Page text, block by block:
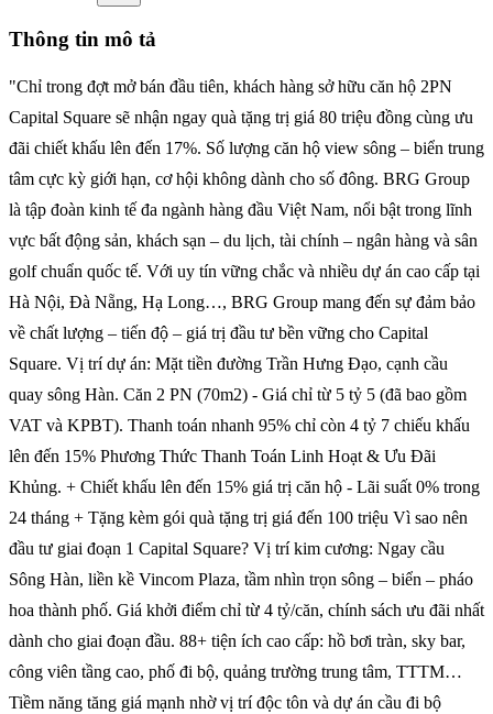
Thông tin mô tả
"Chỉ trong đợt mở bán đầu tiên, khách hàng sở hữu căn hộ 2PN
Capital Square sẽ nhận ngay quà tặng trị giá 80 triệu đồng cùng ưu
đãi chiết khấu lên đến 17%. Số lượng căn hộ view sông – biển trung
tâm cực kỳ giới hạn, cơ hội không dành cho số đông. BRG Group
là tập đoàn kinh tế đa ngành hàng đầu Việt Nam, nổi bật trong lĩnh
vực bất động sản, khách sạn – du lịch, tài chính – ngân hàng và sân
golf chuẩn quốc tế. Với uy tín vững chắc và nhiều dự án cao cấp tại
Hà Nội, Đà Nẵng, Hạ Long…, BRG Group mang đến sự đảm bảo
về chất lượng – tiến độ – giá trị đầu tư bền vững cho Capital
Square. Vị trí dự án: Mặt tiền đường Trần Hưng Đạo, cạnh cầu
quay sông Hàn. Căn 2 PN (70m2) - Giá chỉ từ 5 tỷ 5 (đã bao gồm
VAT và KPBT). Thanh toán nhanh 95% chỉ còn 4 tỷ 7 chiếu khấu
lên đến 15% Phương Thức Thanh Toán Linh Hoạt & Ưu Đãi
Khủng. + Chiết khấu lên đến 15% giá trị căn hộ - Lãi suất 0% trong
24 tháng + Tặng kèm gói quà tặng trị giá đến 100 triệu Vì sao nên
đầu tư giai đoạn 1 Capital Square? Vị trí kim cương: Ngay cầu
Sông Hàn, liền kề Vincom Plaza, tầm nhìn trọn sông – biển – pháo
hoa thành phố. Giá khởi điểm chỉ từ 4 tỷ/căn, chính sách ưu đãi nhất
dành cho giai đoạn đầu. 88+ tiện ích cao cấp: hồ bơi tràn, sky bar,
công viên tầng cao, phố đi bộ, quảng trường trung tâm, TTTM…
Tiềm năng tăng giá mạnh nhờ vị trí độc tôn và dự án cầu đi bộ